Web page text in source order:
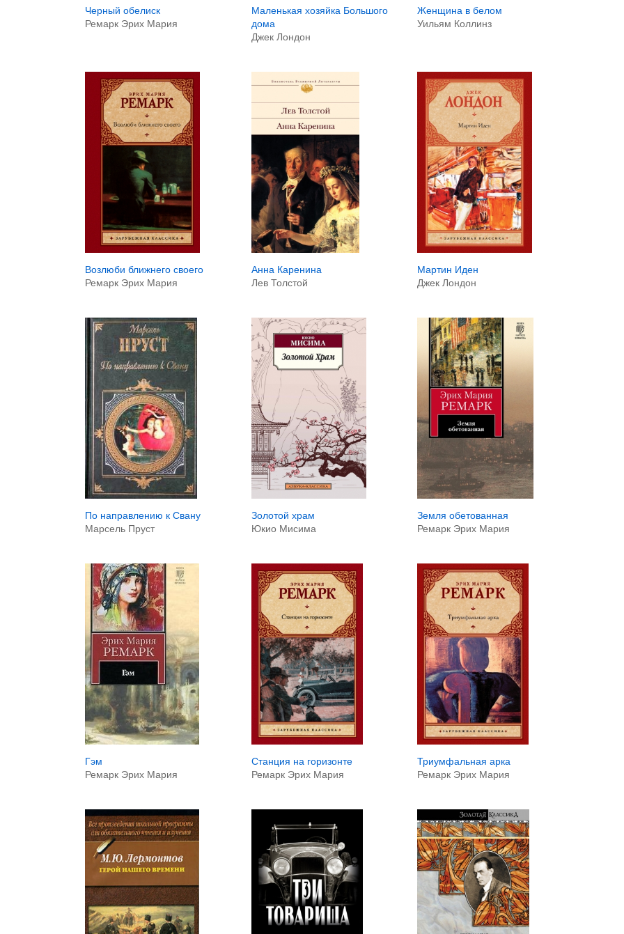
Черный обелиск
Ремарк Эрих Мария
Маленькая хозяйка Большого
дома
Джек Лондон
Женщина в белом
Уильям Коллинз
Возлюби ближнего своего
Ремарк Эрих Мария
Анна Каренина
Лев Толстой
Мартин Иден
Джек Лондон
По направлению к Свану
Марсель Пруст
Золотой храм
Юкио Мисима
Земля обетованная
Ремарк Эрих Мария
Гэм
Ремарк Эрих Мария
Станция на горизонте
Ремарк Эрих Мария
Триумфальная арка
Ремарк Эрих Мария